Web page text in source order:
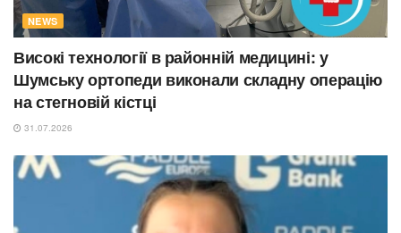
NEWS
Високі технології в районній медицині: у
Шумську ортопеди виконали складну операцію
на стегновій кістці
31.07.2026